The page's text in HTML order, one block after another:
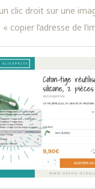
clic droit sur une
copier l’adresse de